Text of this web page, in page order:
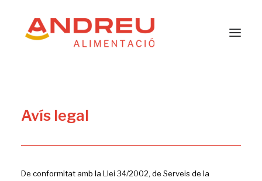
Productes Halal
Català
Avís legal
De conformitat amb la Llei 34/2002, de Serveis de la